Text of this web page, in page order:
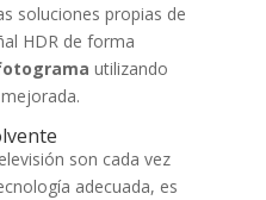
soluciones propias de
HDR de forma
utilizando
son cada vez
adecuada, es